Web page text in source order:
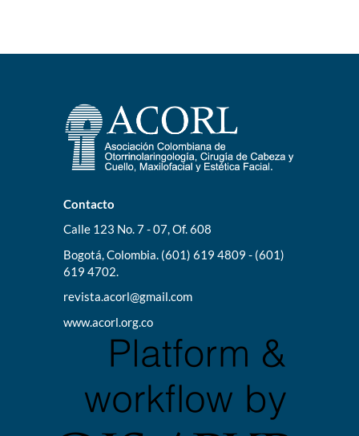
Contacto
Calle 123 No. 7 - 07, Of. 608
Bogotá, Colombia. (601) 619 4809 - (601)
619 4702.
revista.acorl@gmail.com
www.acorl.org.co